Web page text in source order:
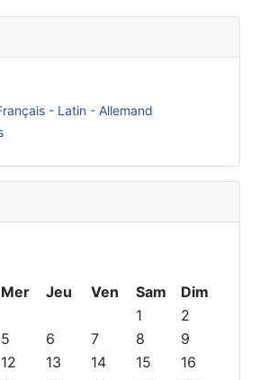
- Latin - Allemand
Mer Jeu Ven Sam
Dim
1
2
5 6 7 8
9
12 13 14 15
16